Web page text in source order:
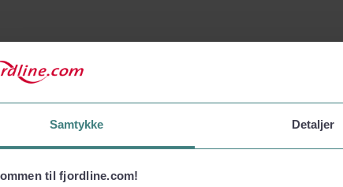
Samtykke Detaljer
til fjordline.com!